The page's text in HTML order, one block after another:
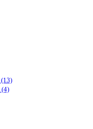
(13)
(4)